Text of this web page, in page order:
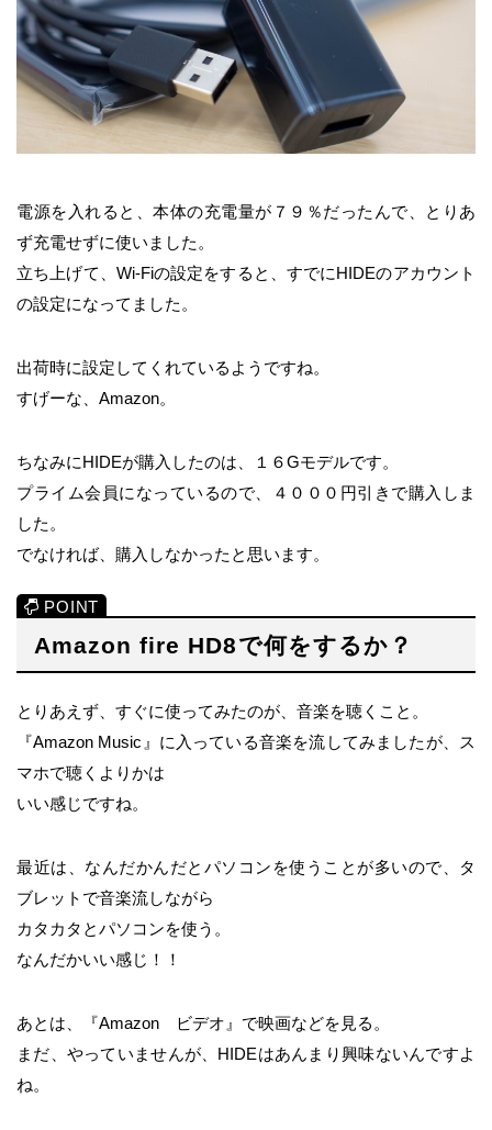
電源を入れると、本体の充電量が７９％だったんで、とりあ
ず充電せずに使いました。
立ち上げて、Wi-Fiの設定をすると、すでにHIDEのアカウント
の設定になってました。
出荷時に設定してくれているようですね。
すげーな、Amazon。
ちなみにHIDEが購入したのは、１６Gモデルです。
プライム会員になっているので、４０００円引きで購入しま
した。
でなければ、購入しなかったと思います。
Amazon fire HD8で何をするか？
とりあえず、すぐに使ってみたのが、音楽を聴くこと。
『Amazon Music』に入っている音楽を流してみましたが、ス
マホで聴くよりかは
いい感じですね。
最近は、なんだかんだとパソコンを使うことが多いので、タ
ブレットで音楽流しながら
カタカタとパソコンを使う。
なんだかいい感じ！！
あとは、『Amazon ビデオ』で映画などを見る。
まだ、やっていませんが、HIDEはあんまり興味ないんですよ
ね。